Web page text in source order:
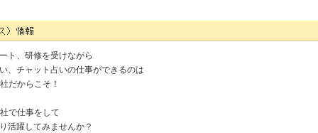
ト、研修を受けながら
、チャット占いの仕事ができるのは
だからこそ！
で仕事をして
活躍してみませんか？